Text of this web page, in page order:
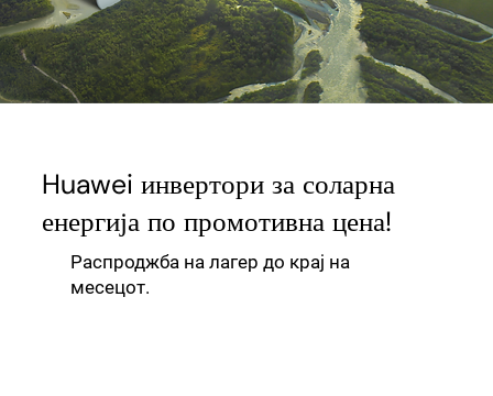
Huawei инвертори за соларна
енергија по промотивна цена!
Распроджба на лагер до крај на
месецот.